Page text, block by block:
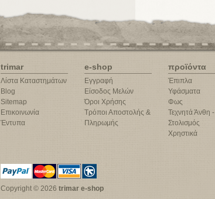
trimar
Λίστα Καταστημάτων
Blog
Sitemap
Επικοινωνία
Έντυπα
e-shop
Εγγραφή
Είσοδος Μελών
Όροι Χρήσης
Τρόποι Αποστολής &
Πληρωμής
προϊόντα
Έπιπλα
Υφάσματα
Φως
Τεχνητά Άνθη -
Στολισμός
Χρηστικά
Copyright © 2026 trimar e-shop